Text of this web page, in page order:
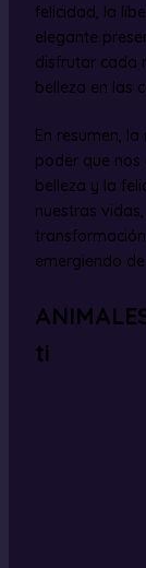
felicidad, la
elegante
disfrutar cada
belleza en las
En resumen,
poder que nos
belleza y la
nuestras
emergiendo
ti